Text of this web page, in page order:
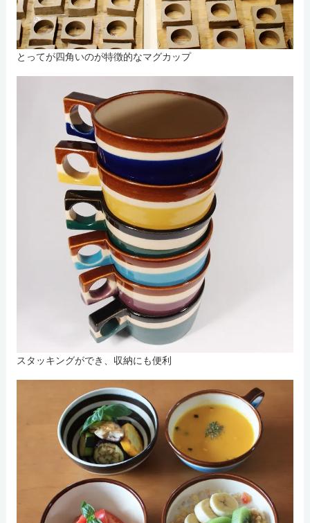
とってが四角いのが特徴的なマグカップ
スタッキングができ、収納にも便利